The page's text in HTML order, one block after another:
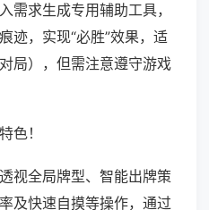
需求生成专用辅助工具，
迹，实现“必胜”效果，适
局），但需注意遵守游戏
色！
视全局牌型、智能出牌策
及快速自摸等操作，通过